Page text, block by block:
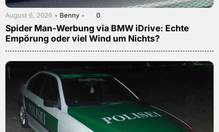
August 6, 2026 • Benny • 0
Spider Man-Werbung via BMW iDrive: Echte
Empörung oder viel Wind um Nichts?